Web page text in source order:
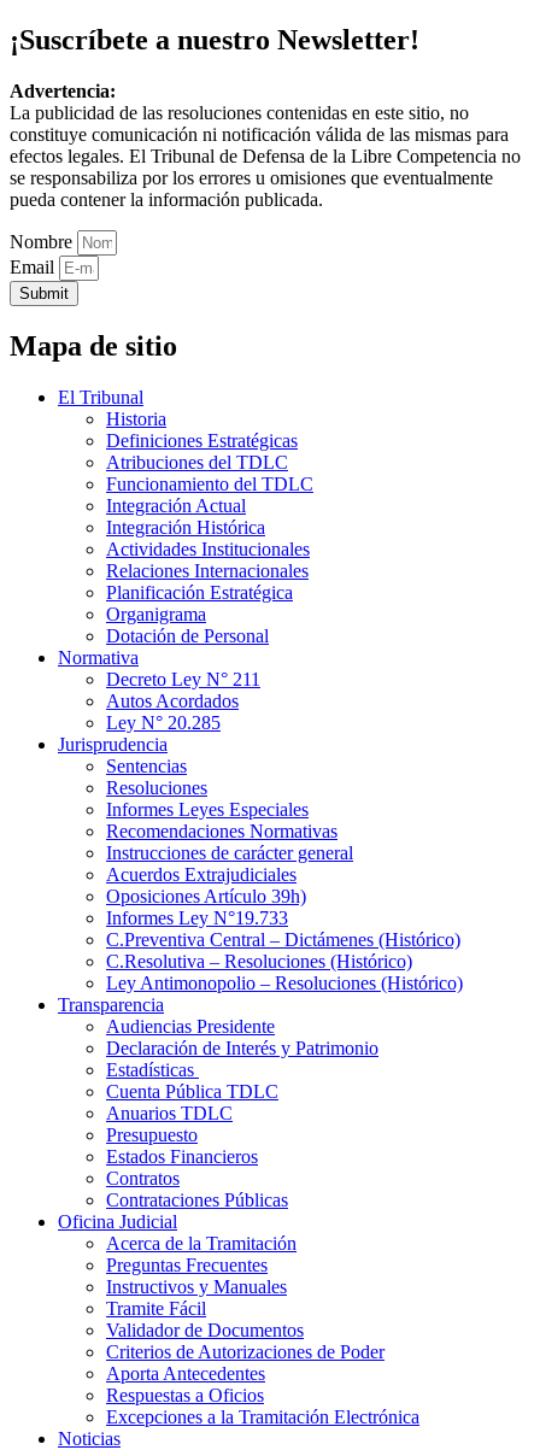
¡Suscríbete a nuestro Newsletter!
Advertencia:
La publicidad de las resoluciones contenidas en este sitio, no
constituye comunicación ni notificación válida de las mismas para
efectos legales. El Tribunal de Defensa de la Libre Competencia no
se responsabiliza por los errores u omisiones que eventualmente
pueda contener la información publicada.
Nombre
Email
Submit
Mapa de sitio
El Tribunal
Historia
Definiciones Estratégicas
Atribuciones del TDLC
Funcionamiento del TDLC
Integración Actual
Integración Histórica
Actividades Institucionales
Relaciones Internacionales
Planificación Estratégica
Organigrama
Dotación de Personal
Normativa
Decreto Ley N° 211
Autos Acordados
Ley N° 20.285
Jurisprudencia
Sentencias
Resoluciones
Informes Leyes Especiales
Recomendaciones Normativas
Instrucciones de carácter general
Acuerdos Extrajudiciales
Oposiciones Artículo 39h)
Informes Ley N°19.733
C.Preventiva Central – Dictámenes (Histórico)
C.Resolutiva – Resoluciones (Histórico)
Ley Antimonopolio – Resoluciones (Histórico)
Transparencia
Audiencias Presidente
Declaración de Interés y Patrimonio
Estadísticas
Cuenta Pública TDLC
Anuarios TDLC
Presupuesto
Estados Financieros
Contratos
Contrataciones Públicas
Oficina Judicial
Acerca de la Tramitación
Preguntas Frecuentes
Instructivos y Manuales
Tramite Fácil
Validador de Documentos
Criterios de Autorizaciones de Poder
Aporta Antecedentes
Respuestas a Oficios
Excepciones a la Tramitación Electrónica
Noticias